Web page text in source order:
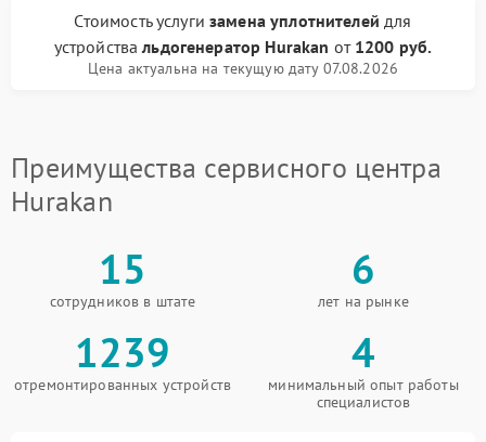
Стоимость услугизамена уплотнителей для
устройствальдогенератор Hurakan от 1200 руб.
Цена актуальна на текущую дату 07.08.2026
Преимущества сервисного центра
Hurakan
15
сотрудников в штате
6
лет на рынке
1239
отремонтированных устройств
4
минимальный опыт работы
специалистов